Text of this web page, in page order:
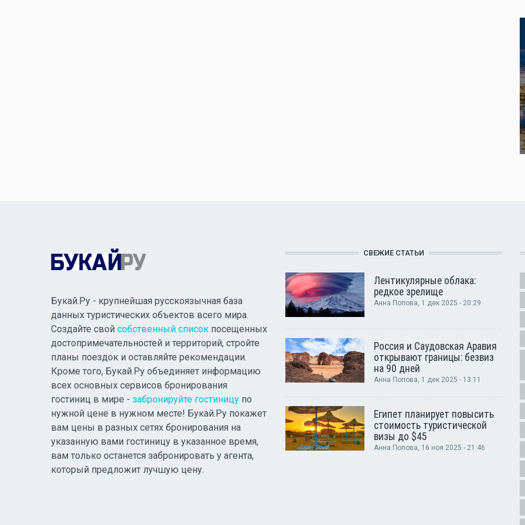
Букай.Ру - крупнейшая русскоязычная база
данных туристических объектов всего мира.
Создайте свой собственный список посещенных
достопримечательностей и территорий, стройте
планы поездок и оставляйте рекомендации.
Кроме того, Букай.Ру объединяет информацию
всех основных сервисов бронирования
гостиниц в мире - забронируйте гостиницу по
нужной цене в нужном месте! Букай.Ру покажет
вам цены в разных сетях бронирования на
указанную вами гостиницу в указанное время,
вам только останется забронировать у агента,
который предложит лучшую цену.
СВЕЖИЕ СТАТЬИ
Лентикулярные облака:
редкое зрелище
Анна Попова, 1 дек 2025 - 20:29
Россия и Саудовская Аравия
открывают границы: безвиз
на 90 дней
Анна Попова, 1 дек 2025 - 13:11
Египет планирует повысить
стоимость туристической
визы до $45
Анна Попова, 16 ноя 2025 - 21:46